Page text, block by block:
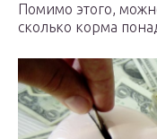
Помимо этого,
сколько корма